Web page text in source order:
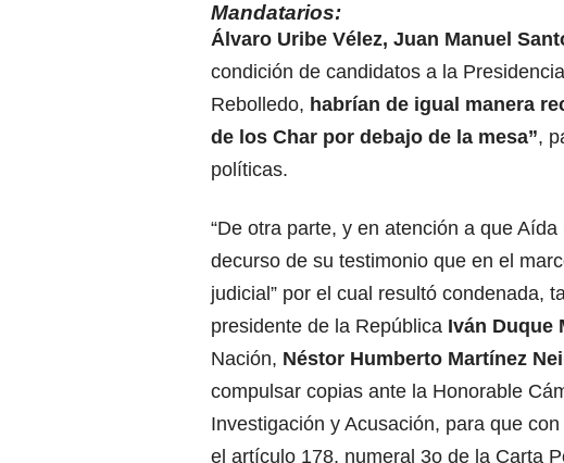
Mandatarios:
Álvaro Uribe Vélez, Juan Manuel
condición de candidatos a la
Rebolledo, habrían de igual manera
de los Char por debajo de la mesa”,
políticas.
“De otra parte, y en atención a que
decurso de su testimonio que en el
judicial” por el cual resultó condenada,
presidente de la República Iván Duque
Nación, Néstor Humberto Martínez
compulsar copias ante la Honorable
Investigación y Acusación, para que
el artículo 178, numeral 3o de la Carta